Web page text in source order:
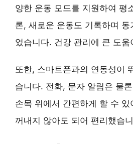
양한 운동 모드를 지원하여 평
론, 새로운 운동도 기록하며
었습니다. 건강 관리에 큰 도움
또한, 스마트폰과의 연동성이
습니다. 전화, 문자 알림은 물
손목 위에서 간편하게 할 수
꺼내지 않아도 되어 편리했습